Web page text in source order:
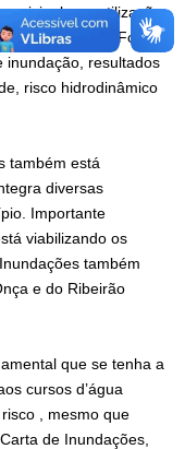
e a utilização
integrados. Foram
inundação, resultados
risco hidrodinâmico
também está
diversas
Importante
viabilizando os
também
e do Ribeirão
que se tenha a
cursos d’água
, mesmo que
de Inundações,